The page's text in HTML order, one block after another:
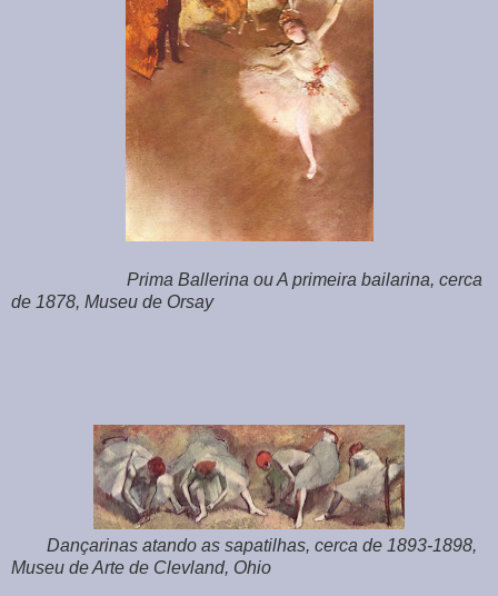
Prima Ballerina ou A primeira bailarina, cerca
de 1878, Museu de Orsay
Dançarinas atando as sapatilhas, cerca de 1893-1898,
Museu de Arte de Clevland, Ohio